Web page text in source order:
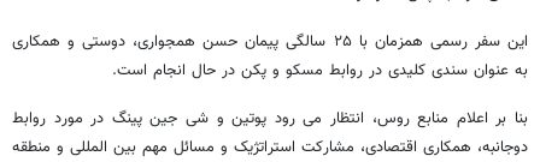
این سفر رسمی همزمان با ۲۵ سالگی پیمان حسن همجواری، دوستی و همکاری
به عنوان سندی کلیدی در روابط مسکو و پکن در حال انجام است.
بنا بر اعلام منابع روس، انتظار می رود پوتین و شی جین پینگ در مورد روابط
دوجانبه، همکاری اقتصادی، مشارکت استراتژیک و مسائل مهم بین المللی و منطقه